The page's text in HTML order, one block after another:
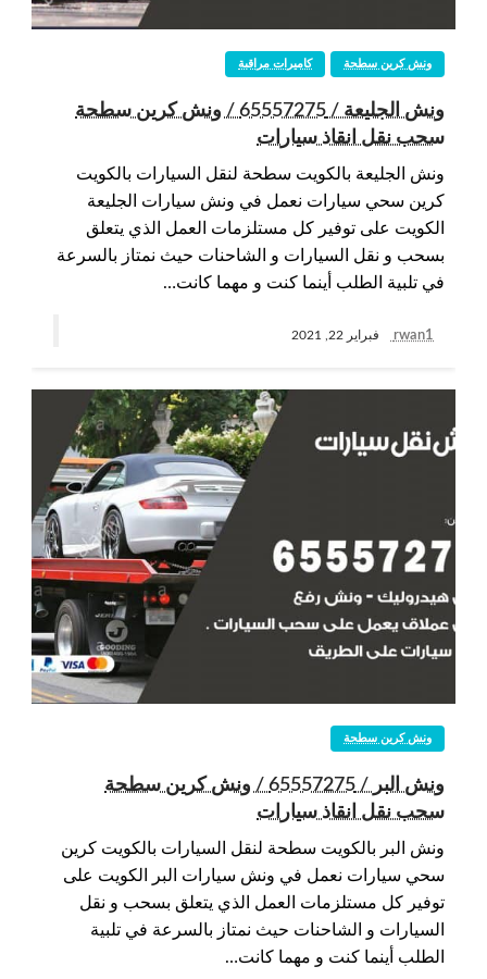
كاميرات مراقبة ونش كرين سطحة
ونش الجليعة / 65557275 / ونش كرين سطحة
سحب نقل انقاذ سيارات
ونش الجليعة بالكويت سطحة لنقل السيارات بالكويت
كرين سحي سيارات نعمل في ونش سيارات الجليعة
الكويت على توفير كل مستلزمات العمل الذي يتعلق
بسحب و نقل السيارات و الشاحنات حيث نمتاز بالسرعة
في تلبية الطلب أينما كنت و مهما كانت…
rwan1 فبراير 22, 2021
ونش كرين سطحة
ونش البر / 65557275 / ونش كرين سطحة
سحب نقل انقاذ سيارات
ونش البر بالكويت سطحة لنقل السيارات بالكويت كرين
سحي سيارات نعمل في ونش سيارات البر الكويت على
توفير كل مستلزمات العمل الذي يتعلق بسحب و نقل
السيارات و الشاحنات حيث نمتاز بالسرعة في تلبية
الطلب أينما كنت و مهما كانت…